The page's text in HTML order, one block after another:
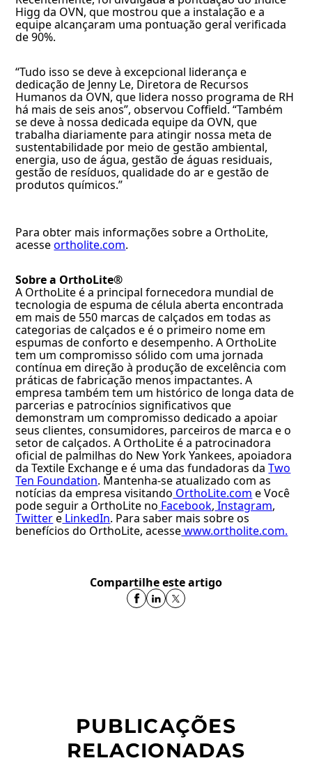
Higg da OVN, que mostrou que a instalação e a
equipe alcançaram uma pontuação geral verificada
de 90%.
“Tudo isso se deve à excepcional liderança e
dedicação de Jenny Le, Diretora de Recursos
Humanos da OVN, que lidera nosso programa de RH
há mais de seis anos”, observou Coffield. “Também
se deve à nossa dedicada equipe da OVN, que
trabalha diariamente para atingir nossa meta de
sustentabilidade por meio de gestão ambiental,
energia, uso de água, gestão de águas residuais,
gestão de resíduos, qualidade do ar e gestão de
produtos químicos.”
Para obter mais informações sobre a OrthoLite,
acesseortholite.com.
Sobre a OrthoLite®
A OrthoLite é a principal fornecedora mundial de
tecnologia de espuma de célula aberta encontrada
em mais de 550 marcas de calçados em todas as
categorias de calçados e é o primeiro nome em
espumas de conforto e desempenho. A OrthoLite
tem um compromisso sólido com uma jornada
contínua em direção à produção de excelência com
práticas de fabricação menos impactantes. A
empresa também tem um histórico de longa data de
parcerias e patrocínios significativos que
demonstram um compromisso dedicado a apoiar
seus clientes, consumidores, parceiros de marca e o
setor de calçados. A OrthoLite é a patrocinadora
oficial de palmilhas do New York Yankees, apoiadora
da Textile Exchange e é uma das fundadoras daTwo
Ten Foundation. Mantenha-se atualizado com as
notícias da empresa visitando OrthoLite.com eVocê
pode seguir a OrthoLite no Facebook, Instagram,
Twittere LinkedIn. Para saber mais sobre os
benefícios do OrthoLite, acessewww.ortholite.com.
Compartilhe este artigo
PUBLICAÇÕES
RELACIONADAS